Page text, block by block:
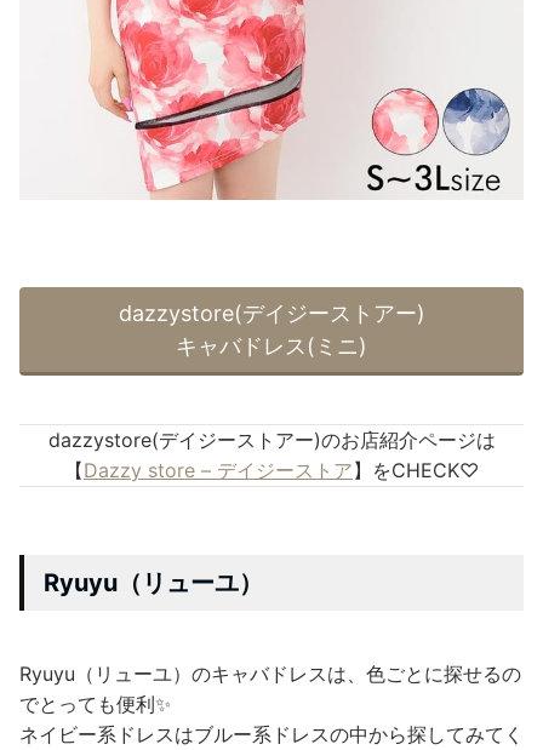
dazzystore(デイジーストアー)
キャバドレス(ミニ)
dazzystore(デイジーストアー)のお店紹介ページは
【Dazzy store – デイジーストア】をCHECK♡
Ryuyu（リューユ）
Ryuyu（リューユ）のキャバドレスは、色ごとに探せるの
でとっても便利✨
ネイビー系ドレスはブルー系ドレスの中から探してみてく